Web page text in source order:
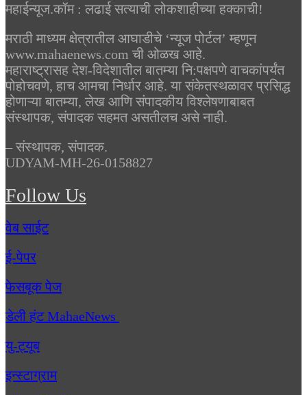
महाईन्यूज.कॉम : लढाई सत्याची लोकशाहीच्या हक्काची!
मराठी माध्यम क्षेत्रातील आघाडीचे ‘न्यूज पोर्टल’ म्हणून
www.mahaenews.com ची ओळख आहे.
महाराष्ट्रासह देश-विदेशातील बातम्या नि:पक्षपणे वाचकांपर्यंत
पोहोचवणे, हाच आमचा निर्धार आहे. या संकेतस्थळावर प्रसिद्ध
होणाऱ्या बातम्या, लेख आणि संपादकीय विश्लेषणाबाबत
संस्थापक, संपादक सहमत असतीलच असे नाही.
– संस्थापक, संपादक.
UDYAM-MH-26-0158827
Follow Us
वेब साईट
ई-पेपर
फेसबूक पेज
डेली हंट MahaeNews
यु-ट्यूब
इन्स्टाग्राम